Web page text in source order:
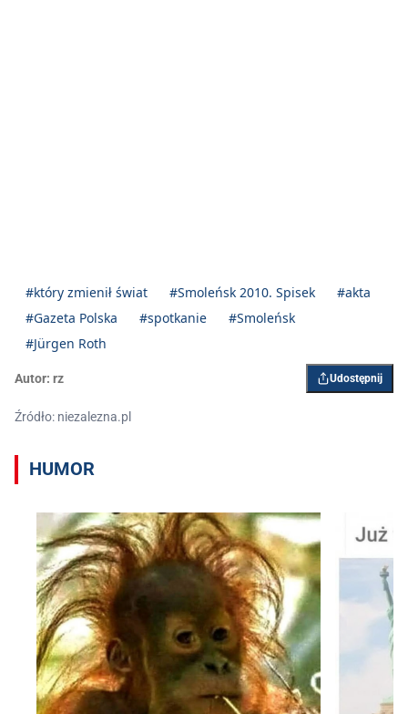
#który zmienił świat #Smoleńsk 2010. Spisek
#akta
#Gazeta Polska
#spotkanie
#Smoleńsk
#Jürgen Roth
Autor: rz Udostępnij
Źródło: niezalezna.pl
HUMOR